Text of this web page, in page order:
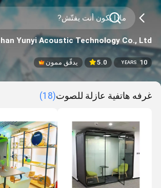
Yunyi Acoustic Technology Co., Ltd.
10
YEARS
5.0 يدقّق ممون
غرفه هاتفية عازلة للصوت(18)